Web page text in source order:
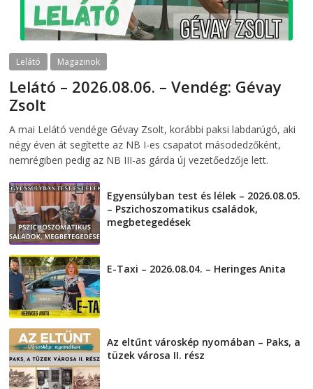
Lelátó Magazinok
Lelátó – 2026.08.06. – Vendég: Gévay
Zsolt
A mai Lelátó vendége Gévay Zsolt, korábbi paksi labdarúgó, aki
négy éven át segítette az NB I-es csapatot másodedzőként,
nemrégiben pedig az NB III-as gárda új vezetőedzője lett.
Egyensúlyban test és lélek – 2026.08.05.
– Pszichoszomatikus családok,
megbetegedések
E-Taxi – 2026.08.04. – Heringes Anita
Az eltűnt városkép nyomában – Paks, a
tüzek városa II. rész